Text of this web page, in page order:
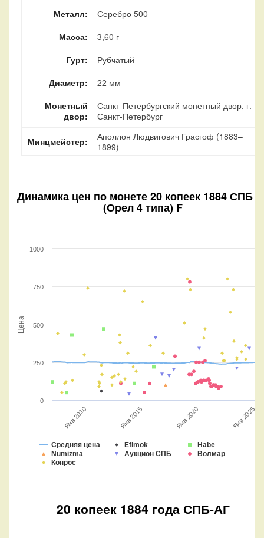
Металл:
Серебро 500
Масса:
3,60 г
Гурт:
Рубчатый
Диаметр:
22 мм
Монетный
двор:
Санкт-Петербургский монетный двор, г.
Санкт-Петербург
Минцмейстер:
Аполлон Людвигович Грасгоф (1883–
1899)
Динамика цен по монете20 копеек 1884 СПБ
(Орел 4 типа) F
Цена
Средняя цена Efimok
Habe
Numizma
Аукцион СПБ
Волмар
Конрос
Янв 2010 Янв 2015 Янв 2020 Янв 2025
0
250
500
750
1000
20 копеек 1884 года СПБ-АГ